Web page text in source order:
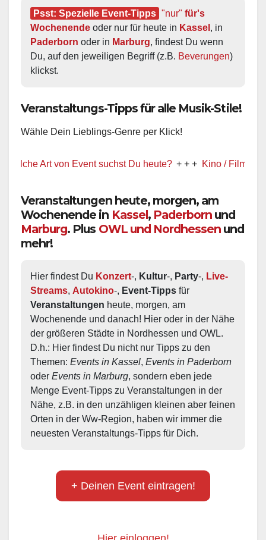
Psst: Spezielle Event-Tipps "nur" für's
Wochenende oder nur für heute in Kassel
Paderborn oder in Marburg, findest Du wenn
Du, auf den jeweiligen Begriff (z.B. Beverungen)
klickst.
Veranstaltungs-Tipps für alle Musik-Stile!
Wähle Dein Lieblings-Genre per Klick!
Art von Event suchst Du heute? + + + Kino / Film + + +
Veranstaltungen heute, morgen, am
Wochenende in Kassel, Paderborn und
Marburg. Plus OWL und Nordhessen und
mehr!
Hier findest Du Konzert-, Kultur-, Party-, Live-
Streams, Autokino-, Event-Tipps
Veranstaltungen heute, morgen, am
Wochenende und danach! Hier oder in der Nähe
der größeren Städte in Nordhessen und OWL.
D.h.: Hier findest Du nicht nur Tipps zu den
Themen: Events in Kassel, Events in Paderborn
oder Events in Marburg, sondern eben jede
Menge Event-Tipps zu Veranstaltungen in der
Nähe, z.B. in den unzähligen kleinen aber feinen
Orten in der Ww-Region, haben wir immer die
neuesten Veranstaltungs-Tipps für Dich.
+ Deinen Event eintragen!